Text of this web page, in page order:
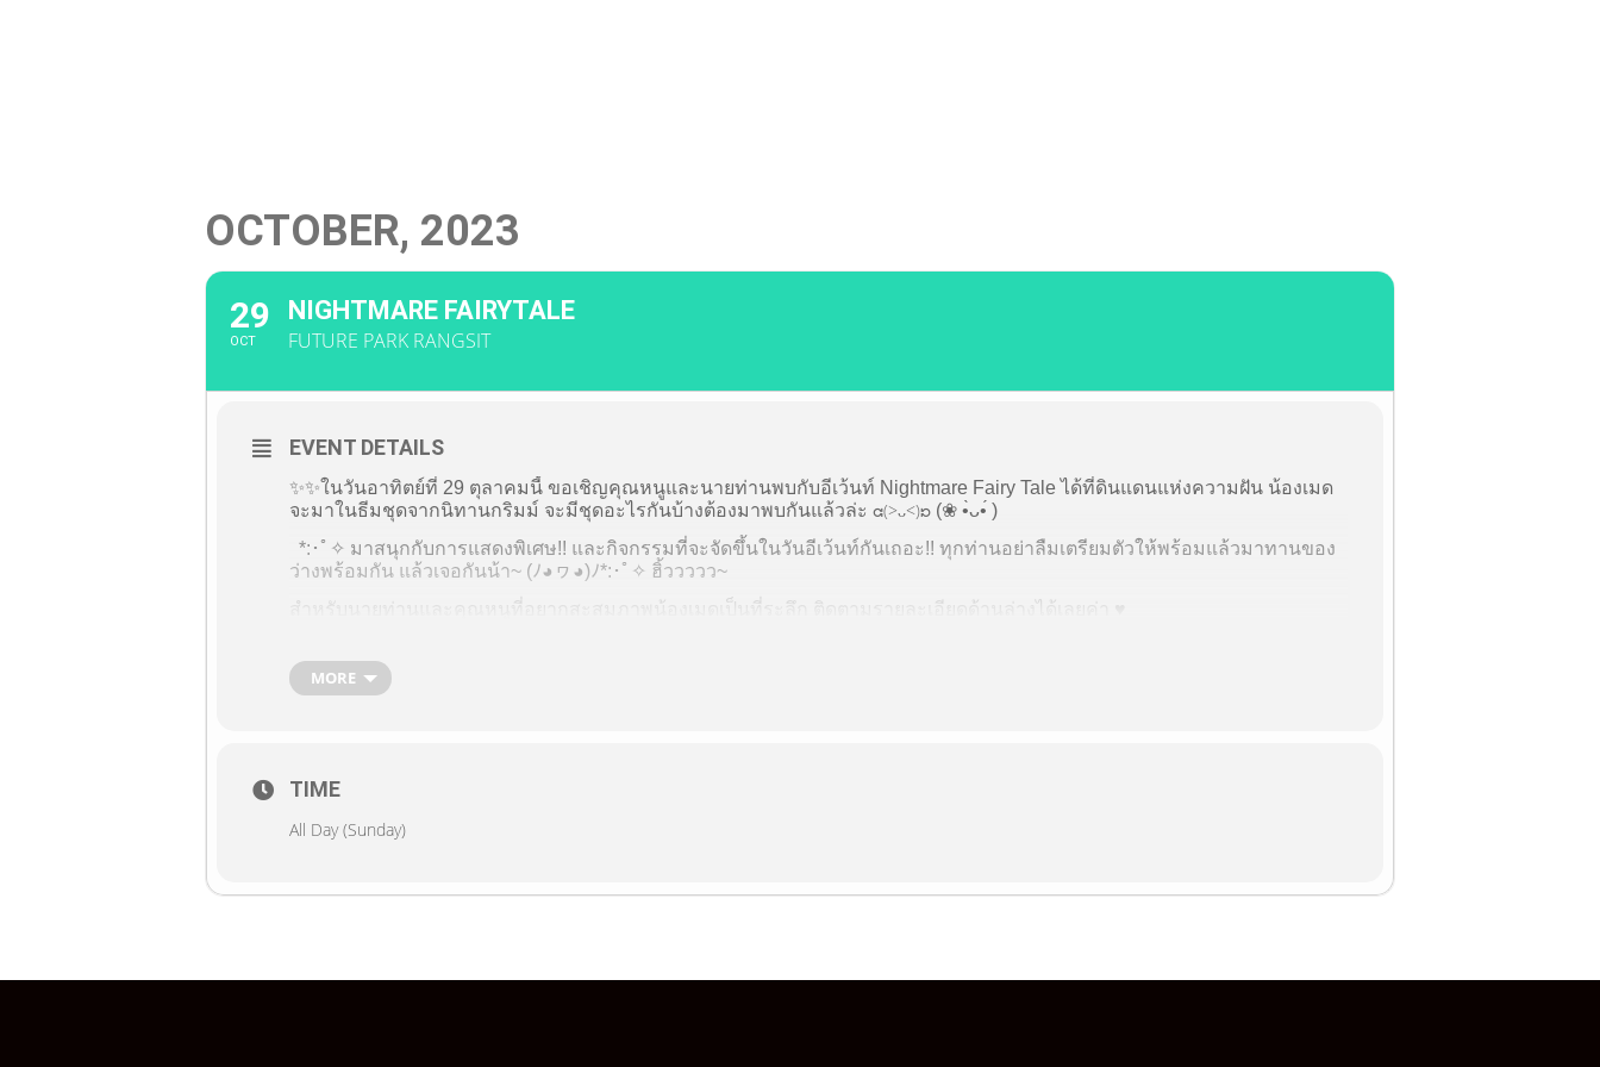
OCTOBER, 2023
29
OCT
NIGHTMARE FAIRYTALE
FUTURE PARK RANGSIT
EVENT DETAILS
✨✨ในวันอาทิตย์ที่ 29 ตุลาคมนี้ ขอเชิญคุณหนูและนายท่านพบกับอีเว้นท์ Nightmare Fairy Tale ได้ที่ดินแดนแห่งความฝัน น้องเมด
จะมาในธีมชุดจากนิทานกริมม์ จะมีชุดอะไรกันบ้างต้องมาพบกันแล้วล่ะ ᘳ(>ᴗ<)ᘰ (❀ •̀ᴗ•́ )
*:･ﾟ✧ มาสนุกกับการแสดงพิเศษ!! และกิจกรรมที่จะจัดขึ้นในวันอีเว้นท์กันเถอะ!! ทุกท่านอย่าลืมเตรียมตัวให้พร้อมแล้วมาทานของ
ว่างพร้อมกัน แล้วเจอกันน้า~ (ﾉ◕ヮ◕)ﾉ*:･ﾟ✧ ฮิ้ววววว~
สำหรับนายท่านและคุณหนูที่อยากสะสมภาพน้องเมดเป็นที่ระลึก ติดตามรายละเอียดด้านล่างได้เลยค่า ♥
รายชื่อ Cast ที่เปิดให้จองภาพ
Chieri
Inori
MORE
TIME
All Day (Sunday)